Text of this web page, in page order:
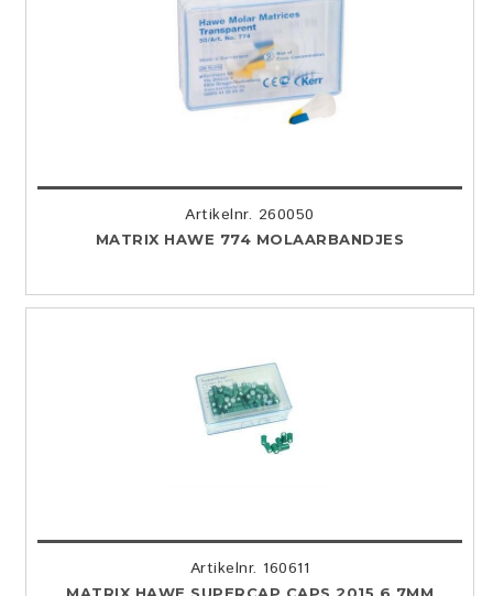
Artikelnr. 260050
MATRIX HAWE 774 MOLAARBANDJES
Artikelnr. 160611